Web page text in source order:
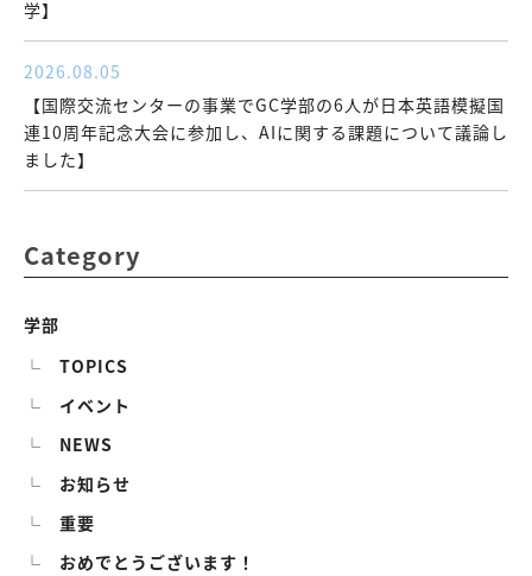
学】
2026.08.05
【国際交流センターの事業でGC学部の6人が日本英語模擬国
連10周年記念大会に参加し、AIに関する課題について議論し
ました】
Category
学部
TOPICS
イベント
NEWS
お知らせ
重要
おめでとうございます！